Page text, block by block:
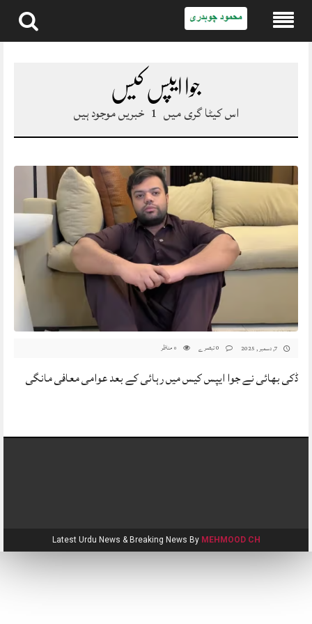
Skip
جوا ایپس کیس
اس کیٹا گری میں 1 خبریں موجود ہیں
7, دسمبر , 2025 0 مناظر
ڈکی بھائی نے جوا ایپس کیس میں رہائی کے بعد عوامی معافی مانگی
Latest Urdu News & Breaking News By MEHMOOD CH